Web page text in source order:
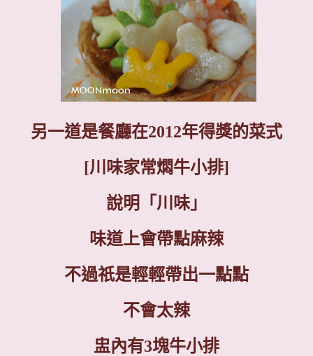
另一道是餐廳在2012年得獎的菜式
[川味家常燜牛小排]
說明「川味」
味道上會帶點麻辣
不過祇是輕輕帶出一點點
不會太辣
盅內有3塊牛小排